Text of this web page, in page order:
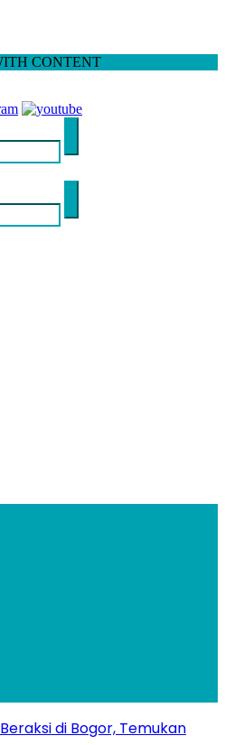
CONTENT
di Bogor, Temukan